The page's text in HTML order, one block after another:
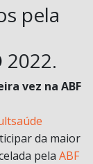
pela
2022.
vez na ABF
da maior
pela ABF